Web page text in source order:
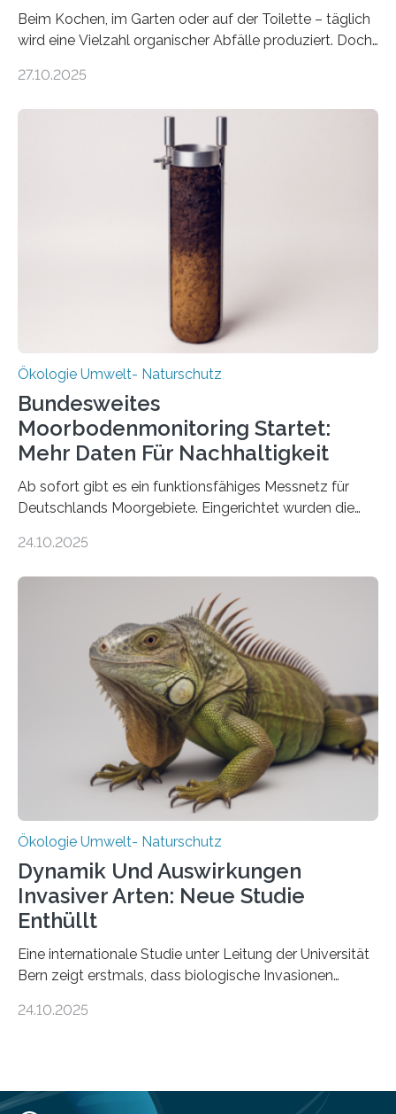
Beim Kochen, im Garten oder auf der Toilette – täglich
wird eine Vielzahl organischer Abfälle produziert. Doch
Potenzial nur dann entfalten können, wenn sie in
Veränderung der Wirtschaft wichtig ist, zeigt der vom
Deutschen Biomasseforschungszentrum und der
Stadtreinigung Leipzig konzipierte und am 24. Oktober
2025 offiziell eingeweihte Stadtrundgang „KreisLauf“. Er
ist ab sofort im Leipziger Stadtgebiet…
27.10.2025
Ökologie Umwelt- Naturschutz
Bundesweites
Moorbodenmonitoring Startet:
Mehr Daten Für Nachhaltigkeit
Ab sofort gibt es ein funktionsfähiges Messnetz für
Deutschlands Moorgebiete. Eingerichtet wurden die
vergangenen fünf Jahren von Wissenschaftlerinnen
heutigen Donnerstag übergeben sie ihren Bericht zur
Aufbauphase an den Auftraggeber, das
Bundesministerium für Landwirtschaft, Ernährung und
Heimat. Braunschweig/Eberswalde (23. Oktober 2025).
Ein Netz aus 155 Messstationen spannt sich neuerdings
über Deutschlands Moorböden. Eingerichtet wurden sie
in den vergangenen fünf Jahren von
Wissenschaftlerinnen und Wissenschaftlern des
Thünen-Instituts für Agrarklimaschutz…
24.10.2025
Ökologie Umwelt- Naturschutz
Dynamik Und Auswirkungen
Invasiver Arten: Neue Studie
Enthüllt
Eine internationale Studie unter Leitung der Universität
Bern zeigt erstmals, dass biologische Invasionen
Einige Auswirkungen, insbesondere der durch invasive
des Nährstoffgehalts im Boden, klingen mit
24.10.2025